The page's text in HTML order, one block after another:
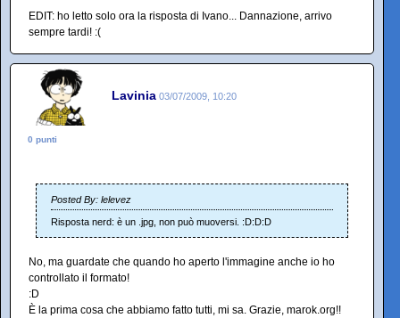
EDIT: ho letto solo ora la risposta di Ivano... Dannazione, arrivo
sempre tardi! :(
Lavinia 03/07/2009, 10:20
0 punti
Posted By: lelevez
Risposta nerd: è un .jpg, non può muoversi. :D:D:D
No, ma guardate che quando ho aperto l'immagine anche io ho
controllato il formato!
:D
È la prima cosa che abbiamo fatto tutti, mi sa. Grazie, marok.org!!